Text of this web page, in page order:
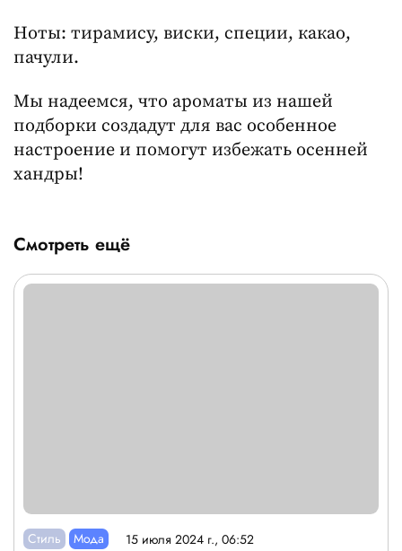
Ноты: тирамису, виски, специи, какао,
пачули.
Мы надеемся, что ароматы из нашей
подборки создадут для вас особенное
настроение и помогут избежать осенней
хандры!
Смотреть ещё
Стиль Мода 15 июля 2024 г., 06:52